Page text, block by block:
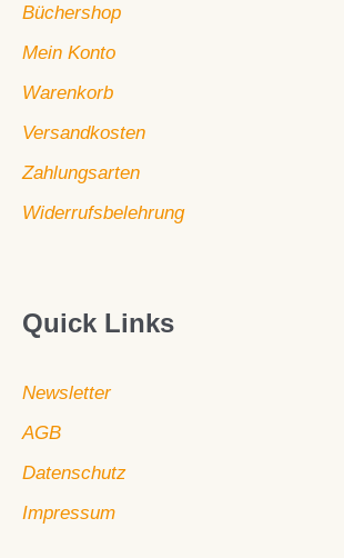
Büchershop
Mein Konto
Warenkorb
Versandkosten
Zahlungsarten
Widerrufsbelehrung
Quick Links
Newsletter
AGB
Datenschutz
Impressum